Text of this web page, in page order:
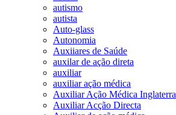
autismo
autista
Auto-glass
Autonomia
Auxiiares de Saúde
auxilar de ação direta
auxiliar
auxiliar ação médica
Auxiliar Ação Médica Inglaterra
Auxiliar Acção Directa